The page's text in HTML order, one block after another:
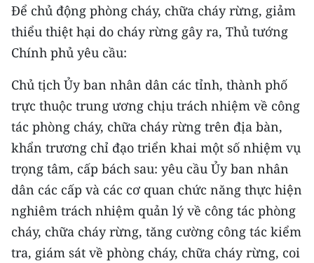
Ảnh
Infographic
TIN MỚI
TIN ĐỊA PHƯƠNG
Trung du và miền núi phía Bắc
Đồng bằng sông Hồng
Bắc Trung Bộ
Duyên hải Nam Trung Bộ và Tây
Để chủ động phòng cháy, chữa cháy rừng, giảm
thiểu thiệt hại do cháy rừng gây ra, Thủ tướng
Chính phủ yêu cầu:
Chủ tịch Ủy ban nhân dân các tỉnh, thành phố
trực thuộc trung ương chịu trách nhiệm về công
tác phòng cháy, chữa cháy rừng trên địa bàn,
khẩn trương chỉ đạo triển khai một số nhiệm vụ
trọng tâm, cấp bách sau: yêu cầu Ủy ban nhân
dân các cấp và các cơ quan chức năng thực hiện
nghiêm trách nhiệm quản lý về công tác phòng
cháy, chữa cháy rừng, tăng cường công tác kiểm
tra, giám sát về phòng cháy, chữa cháy rừng, coi